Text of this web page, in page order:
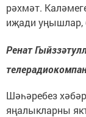
рәхмәт.
иҗади уңышлар,
Ренат
Шәһәребез
яңалыкларны